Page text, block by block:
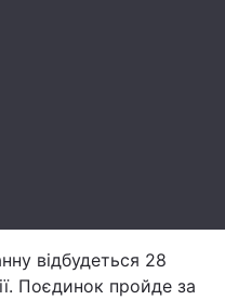
відбудеться 28
Поєдинок пройде за